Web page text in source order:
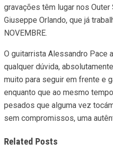
gravações têm lugar nos
Giuseppe Orlando, que já
NOVEMBRE.
O guitarrista Alessandro Pace
qualquer dúvida,
muito para seguir em frente e
enquanto que ao mesmo
pesados que alguma vez
sem compromissos, uma
Related Posts